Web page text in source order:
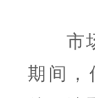
市场
期间，